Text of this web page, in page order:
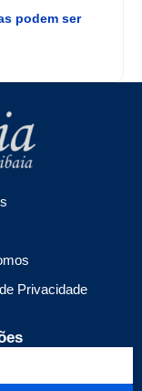
podem ser
Privacidade